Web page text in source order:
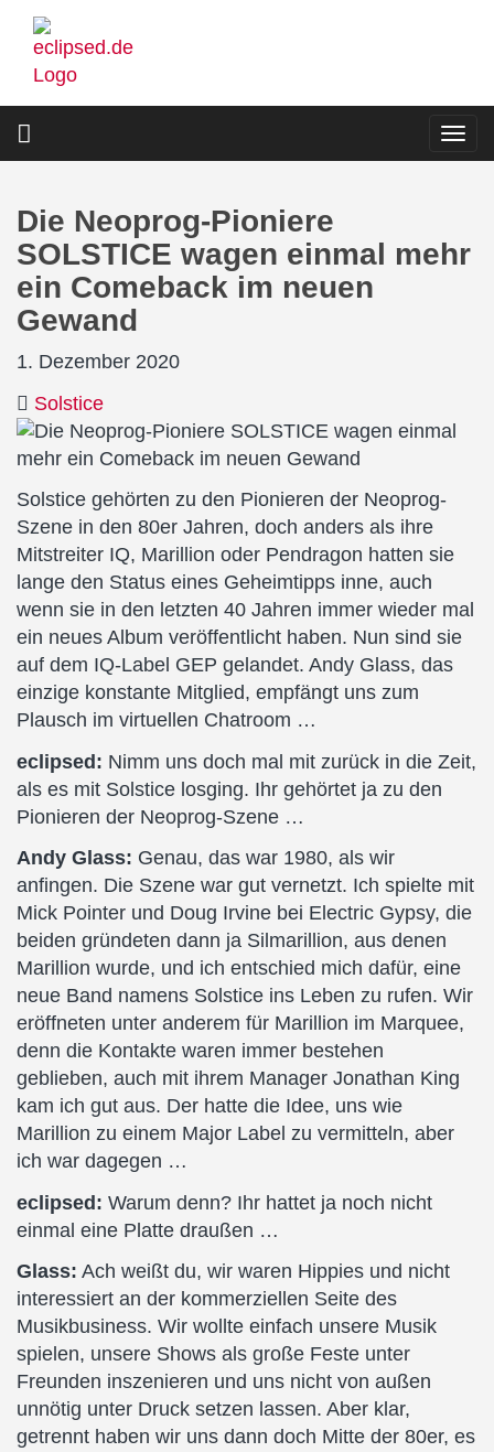
Direkt
zum
Inhalt
Die Neoprog-Pioniere
SOLSTICE wagen einmal mehr
ein Comeback im neuen
Gewand
1. Dezember 2020
Solstice
Solstice gehörten zu den Pionieren der Neoprog-
Szene in den 80er Jahren, doch anders als ihre
Mitstreiter IQ, Marillion oder Pendragon hatten sie
lange den Status eines Geheimtipps inne, auch
wenn sie in den letzten 40 Jahren immer wieder mal
ein neues Album veröffentlicht haben. Nun sind sie
auf dem IQ-Label GEP gelandet. Andy Glass, das
einzige konstante Mitglied, empfängt uns zum
Plausch im virtuellen Chatroom …
eclipsed: Nimm uns doch mal mit zurück in die Zeit,
als es mit Solstice losging. Ihr gehörtet ja zu den
Pionieren der Neoprog-Szene …
Andy Glass: Genau, das war 1980, als wir
anfingen. Die Szene war gut vernetzt. Ich spielte mit
Mick Pointer und Doug Irvine bei Electric Gypsy, die
beiden gründeten dann ja Silmarillion, aus denen
Marillion wurde, und ich entschied mich dafür, eine
neue Band namens Solstice ins Leben zu rufen. Wir
eröffneten unter anderem für Marillion im Marquee,
denn die Kontakte waren immer bestehen
geblieben, auch mit ihrem Manager Jonathan King
kam ich gut aus. Der hatte die Idee, uns wie
Marillion zu einem Major Label zu vermitteln, aber
ich war dagegen …
eclipsed: Warum denn? Ihr hattet ja noch nicht
einmal eine Platte draußen …
Glass: Ach weißt du, wir waren Hippies und nicht
interessiert an der kommerziellen Seite des
Musikbusiness. Wir wollte einfach unsere Musik
spielen, unsere Shows als große Feste unter
Freunden inszenieren und uns nicht von außen
unnötig unter Druck setzen lassen. Aber klar,
getrennt haben wir uns dann doch Mitte der 80er, es